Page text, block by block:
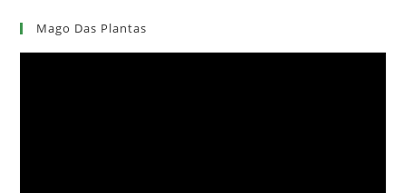
aba
aba
aba
Mago Das Plantas